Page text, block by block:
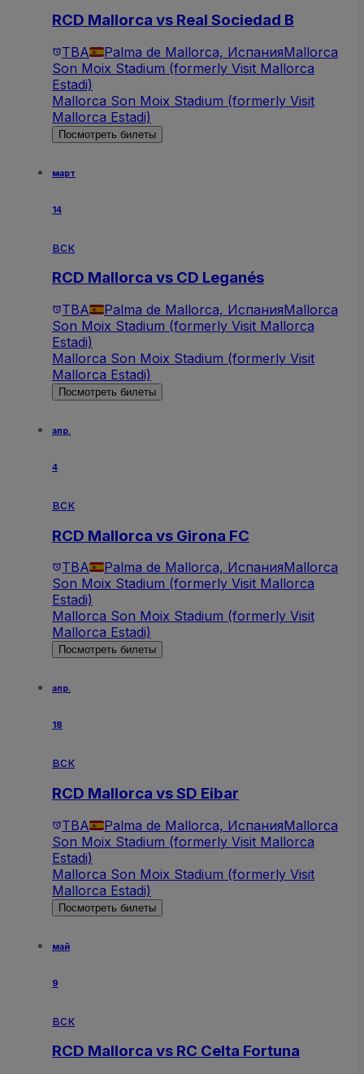
RCD Mallorca vs Real Sociedad B
TBA Palma de Mallorca, ИспанияMallorca
Son Moix Stadium (formerly Visit Mallorca
Estadi)
Mallorca Son Moix Stadium (formerly Visit
Mallorca Estadi)
Посмотреть билеты
март
14
вск
RCD Mallorca vs CD Leganés
TBA Palma de Mallorca, ИспанияMallorca
Son Moix Stadium (formerly Visit Mallorca
Estadi)
Mallorca Son Moix Stadium (formerly Visit
Mallorca Estadi)
Посмотреть билеты
апр.
4
вск
RCD Mallorca vs Girona FC
TBA Palma de Mallorca, ИспанияMallorca
Son Moix Stadium (formerly Visit Mallorca
Estadi)
Mallorca Son Moix Stadium (formerly Visit
Mallorca Estadi)
Посмотреть билеты
апр.
18
вск
RCD Mallorca vs SD Eibar
TBA Palma de Mallorca, ИспанияMallorca
Son Moix Stadium (formerly Visit Mallorca
Estadi)
Mallorca Son Moix Stadium (formerly Visit
Mallorca Estadi)
Посмотреть билеты
май
9
вск
RCD Mallorca vs RC Celta Fortuna